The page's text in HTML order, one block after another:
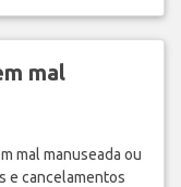
mal
mal manuseada ou
e cancelamentos